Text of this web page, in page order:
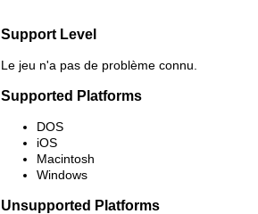
Support Level
Le jeu n'a pas de problème connu.
Supported Platforms
DOS
iOS
Macintosh
Windows
Unsupported Platforms